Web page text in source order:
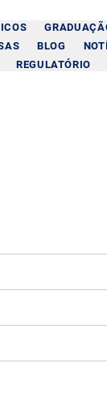
BLOG
REGULATÓRIO